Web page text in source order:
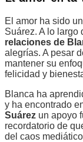
El amor ha sido
Suárez. A lo largo
relaciones de
alegrías. A pesar
mantener su
felicidad y
Blanca ha
y ha encontrado
Suárez un apoyo
recordatorio de
del caos